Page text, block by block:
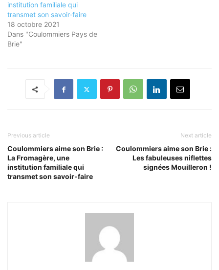
institution familiale qui
transmet son savoir-faire
18 octobre 2021
Dans "Coulommiers Pays de
Brie"
Previous article
Coulommiers aime son Brie :
La Fromagère, une
institution familiale qui
transmet son savoir-faire
Next article
Coulommiers aime son Brie :
Les fabuleuses niflettes
signées Mouilleron !